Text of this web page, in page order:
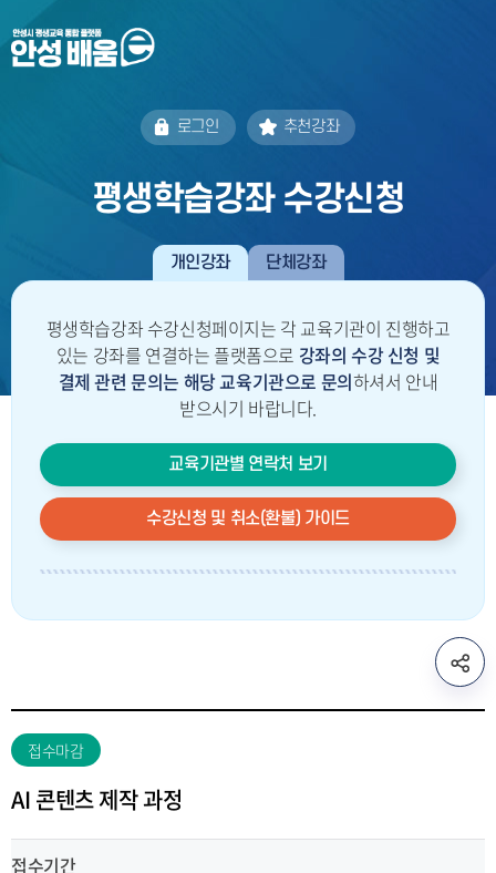
로그인 추천강좌
평생학습강좌 수강신청
개인강좌 단체강좌
평생학습강좌 수강신청페이지는 각 교육기관이 진행하고
있는 강좌를 연결하는 플랫폼으로 강좌의 수강 신청 및
결제 관련 문의는 해당 교육기관으로 문의하셔서 안내
받으시기 바랍니다.
교육기관별 연락처 보기
수강신청 및 취소(환불) 가이드
sns
공
유
기
접수마감
AI 콘텐츠 제작 과정
접수기간